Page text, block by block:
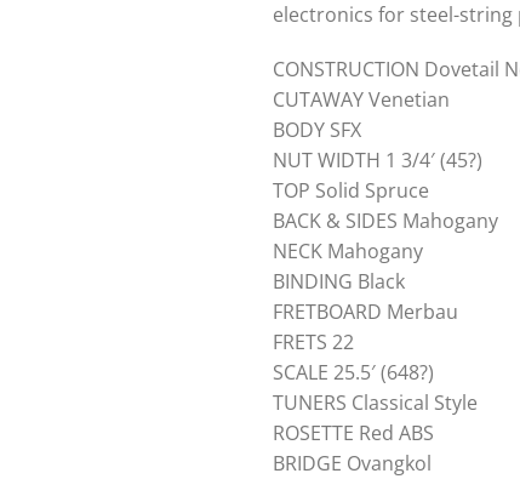
electronics for steel-
CONSTRUCTION Dovetail
CUTAWAY Venetian
BODY SFX
NUT WIDTH 1 3/4′ (45?)
TOP Solid Spruce
BACK & SIDES Mahogany
NECK Mahogany
BINDING Black
FRETBOARD Merbau
FRETS 22
SCALE 25.5′ (648?)
TUNERS Classical Style
ROSETTE Red ABS
BRIDGE Ovangkol